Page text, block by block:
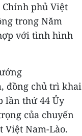
phủ Việt
trong Năm
với tình hình
đồng chủ trì khai
lần thứ 44 Ủy
của chuyến
Việt Nam-Lào.